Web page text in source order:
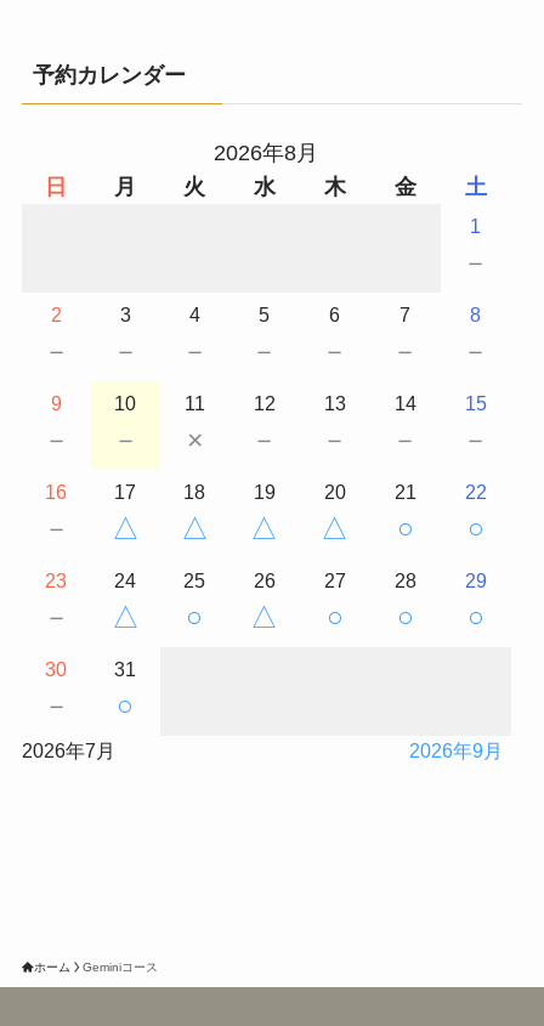
予約カレンダー
2026年8月
日
月 火 水 木 金 土
1
－
2
－
3
－
4
－
5
－
6
－
7
－
8
－
9
－
10
－
11
×
12
－
13
－
14
－
15
－
16
－
17
△
18
△
19
△
20
△
21
○
22
○
23
－
24
△
25
○
26
△
27
○
28
○
29
○
30
－
31
○
2026年7月 2026年9月
ホーム Geminiコース